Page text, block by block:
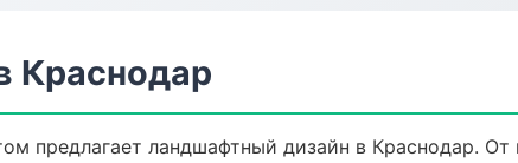
Краснодар
предлагает ландшафтный дизайн в Краснодар. От